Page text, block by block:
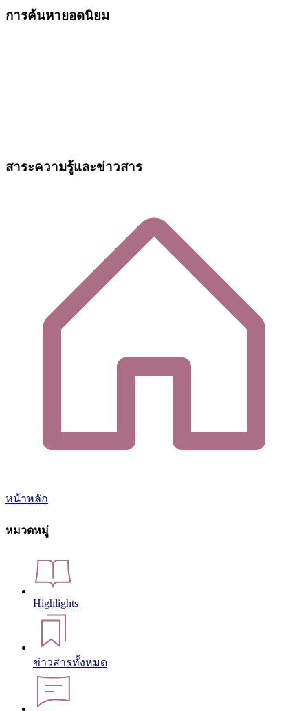
การค้นหายอดนิยม
สาระความรู้และข่าวสาร
หน้าหลัก
หมวดหมู่
Highlights
ข่าวสารทั้งหมด